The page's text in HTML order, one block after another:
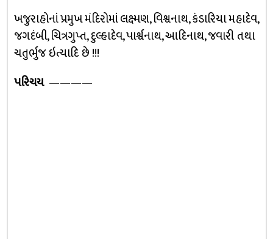
ખજુરાહોનાં પ્રમુખ મંદિરોમાં લક્ષ્મણ, વિશ્વનાથ, કંડારિયા મહાદેવ,
જગદંબી, ચિત્રગુપ્ત, દુલ્હાદેવ, પાર્શ્વનાથ, આદિનાથ, જવારી તથા
ચતુર્ભુજ ઇત્યાદિ છે !!!
પરિચય————